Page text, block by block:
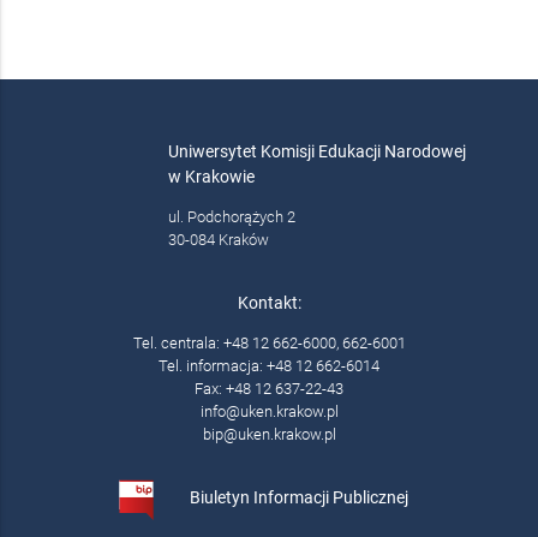
Uniwersytet Komisji Edukacji Narodowej
w Krakowie
ul. Podchorążych 2
30-084 Kraków
Kontakt:
Tel. centrala: +48 12 662-6000, 662-6001
Tel. informacja: +48 12 662-6014
Fax: +48 12 637-22-43
info@uken.krakow.pl
bip@uken.krakow.pl
Biuletyn Informacji Publicznej